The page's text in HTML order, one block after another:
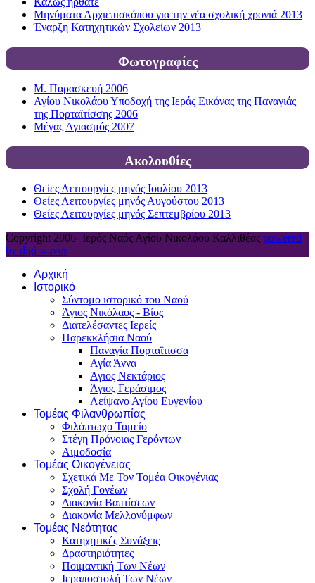
Μηνύματα Αρχιεπισκόπου για την νέα σχολική χρονιά 2013
Έναρξη Κατηχητικών Σχολείων 2013
Φωτογραφίες
Μ. Παρασκευή 2006
Αγίου Νικολάου Υποδοχή της Ιεράς Εικόνας της Παναγιάς
της Πορταϊτίσσης 2006
Μέγας Αγιασμός 2007
Ακολουθίες
Θείες Λειτουργίες μηνός Ιουλίου 2013
Θείες Λειτουργίες μηνός Αυγούστου 2013
Θείες Λειτουργίες μηνός Σεπτεμβρίου 2013
Copyright 2006- Ιερός Ναός Αγίου Νικολάου Καλλιθέας powered
by digi waves
Αρχική
Ιστορικό
Σύντομο ιστορικό του Ναού
Άγιος Νικόλαος - Βίος
Διατελέσαντες Ιερείς
Παρεκκλήσια Ναού
Παναγία Πορταΐτισσα
Αγία Άννα
Άγιος Νεκτάριος
Άγιος Γεράσιμος
Λείψανο Αγίου Ευγενίου
Τομέας Φιλανθρωπίας
Φιλόπτωχο Ταμείο
Στέγη Πρόνοιας Γερόντων
Αιμοδοσία
Τομέας Οικογένειας
Σχετικά Με Τον Τομέα Οικογένιας
Σχολή Γονέων
Διακονία Βαπτίσεων
Διακονία Μελλονύμφων
Τομέας Νεότητας
Κατηχητικές Συνάξεις
Δραστηριότητες
Ποιμαντική Των Νέων
Ιεραποστολή Των Νέων